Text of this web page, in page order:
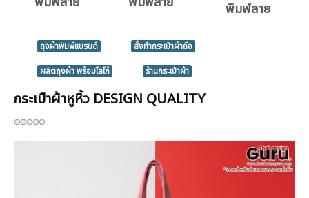
พิมพ์ลาย
ถุงผ้าพิมพ์แบรนด์
สั่งทำกระเป๋าผ้าถือ
ผลิตถุงผ้า พร้อมโลโก้
ร้านกระเป๋าผ้า
กระเป๋าผ้าหูหิ้ว DESIGN QUALITY